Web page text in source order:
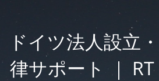
ドイツ法人設立
律サポート ｜